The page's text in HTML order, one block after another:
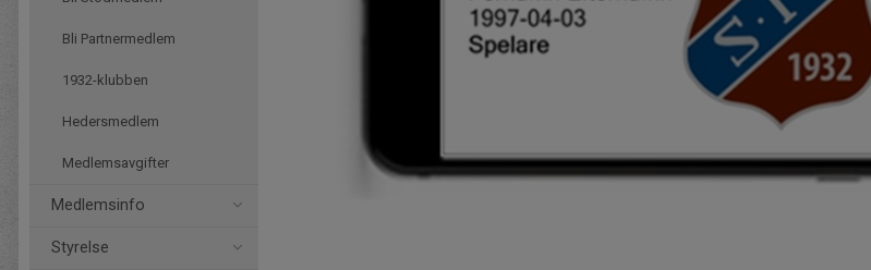
Bli Partnermedlem
1932-klubben
Hedersmedlem
Medlemsavgifter
Medlemsinfo
Styrelse